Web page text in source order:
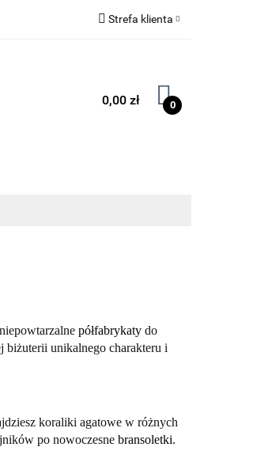
Strefa klienta
Zarejestruj się
Dodaj zgłoszenie
0,00 zł 0
półfabrykatydo
unikalnego charakteru i
koraliki agatowe w różnych
po nowoczesne bransoletki.